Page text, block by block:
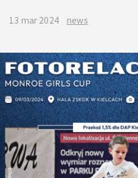
13 mar 2024 news